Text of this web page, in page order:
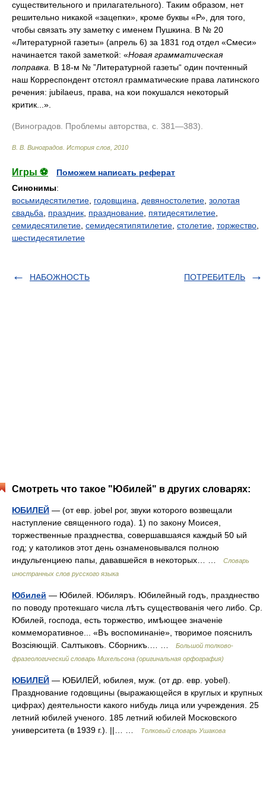
существительного и прилагательного). Таким образом, нет
решительно никакой «зацепки», кроме буквы «Р», для того,
чтобы связать эту заметку с именем Пушкина. В № 20
«Литературной газеты» (апрель 6) за 1831 год отдел «Смеси»
начинается такой заметкой: «Новая грамматическая
поправка. В 18-м № ”Литературной газеты“ один почтенный
наш Корреспондент отстоял грамматические права латинского
речения: jubilaeus, права, на кои покушался некоторый
критик...».
(Виноградов. Проблемы авторства, с. 381—383).
В. В. Виноградов. История слов 2010
Игры ⚽
Поможем написать реферат
Синонимы:
восьмидесятилетие годовщина девяностолетие золотая
свадьба
праздник празднование пятидесятилетие
семидесятилетие семидесятипятилетие столетие торжество
шестидесятилетие
НАБОЖНОСТЬ ПОТРЕБИТЕЛЬ
Смотреть что такое "Юбилей" в других словарях:
ЮБИЛЕЙ — (от евр. jobel рог, звуки которого возвещали
наступление священного года). 1) по закону Моисея,
торжественные празднества, совершавшаяся каждый 50 ый
год; у католиков этот день ознаменовывался полною
индульгенциею папы, дававшейся в некоторых… …
Словарь
иностранных слов русского языка
Юбилей — Юбилей. Юбиляръ. Юбилейный годъ, празднество
по поводу протекшаго числа лѣтъ существованія чего либо. Ср.
Юбилей, господа, есть торжество, имѣющее значеніе
коммеморативное... «Въ воспоминаніе», творимое пояснилъ
Возсіяющій. Салтыковъ. Сборникъ.… …
Большой толково-
фразеологический словарь Михельсона (оригинальная орфография)
ЮБИЛЕЙ — ЮБИЛЕЙ, юбилея, муж. (от др. евр. yobel).
Празднование годовщины (выражающейся в круглых и крупных
цифрах) деятельности какого нибудь лица или учреждения. 25
летний юбилей ученого. 185 летний юбилей Московского
университета (в 1939 г.). ||… …
Толковый словарь Ушакова